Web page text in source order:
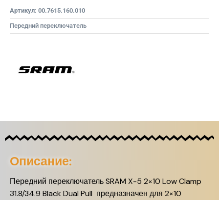
Артикул: 00.7615.160.010
Передний переключатель
Описание:
Передний переключатель SRAM X-5 2×10 Low Clamp
31.8/34.9 Black Dual Pull предназначен для 2×10